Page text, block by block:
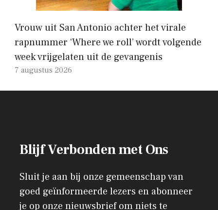
Vrouw uit San Antonio achter het virale
rapnummer ‘Where we roll’ wordt volgende
week vrijgelaten uit de gevangenis
7 augustus 2026
Blijf Verbonden met Ons
Sluit je aan bij onze gemeenschap van
goed geïnformeerde lezers en abonneer
je op onze nieuwsbrief om niets te